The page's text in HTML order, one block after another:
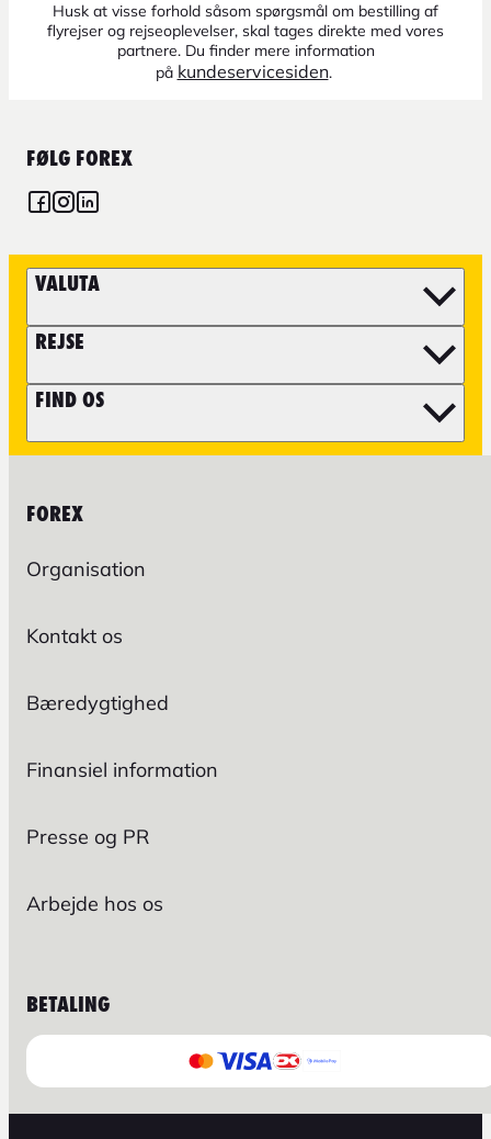
Husk at visse forhold såsom spørgsmål om bestilling af
flyrejser og rejseoplevelser, skal tages direkte med vores
partnere. Du finder mere information
på kundeservicesiden.
FØLG FOREX
VALUTA
REJSE
FIND OS
FOREX
Organisation
Kontakt os
Bæredygtighed
Finansiel information
Presse og PR
Arbejde hos os
BETALING